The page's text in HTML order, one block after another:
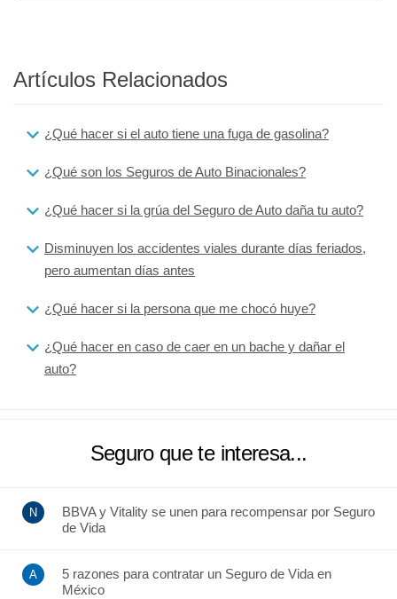
Artículos Relacionados
¿Qué hacer si el auto tiene una fuga de gasolina?
¿Qué son los Seguros de Auto Binacionales?
¿Qué hacer si la grúa del Seguro de Auto daña tu auto?
Disminuyen los accidentes viales durante días feriados,
pero aumentan días antes
¿Qué hacer si la persona que me chocó huye?
¿Qué hacer en caso de caer en un bache y dañar el
auto?
Seguro que te interesa...
BBVA y Vitality se unen para recompensar por Seguro
de Vida
5 razones para contratar un Seguro de Vida en
México